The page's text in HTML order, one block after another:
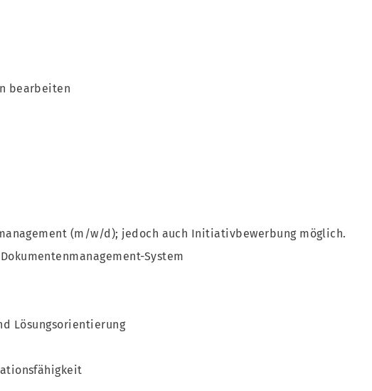
bearbeiten
(m/w/d); jedoch auch Initiativbewerbung möglich.
System
Lösungsorientierung